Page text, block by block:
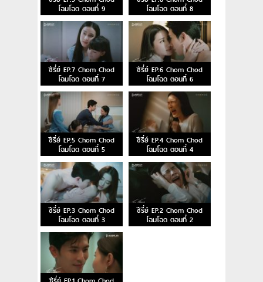
โฉมโฉด ตอนที่ 9
โฉมโฉด ตอนที่ 8
ซีรี่ย์ EP.7 Chom Chod
โฉมโฉด ตอนที่ 7
ซีรี่ย์ EP.6 Chom Chod
โฉมโฉด ตอนที่ 6
ซีรี่ย์ EP.5 Chom Chod
โฉมโฉด ตอนที่ 5
ซีรี่ย์ EP.4 Chom Chod
โฉมโฉด ตอนที่ 4
ซีรี่ย์ EP.3 Chom Chod
โฉมโฉด ตอนที่ 3
ซีรี่ย์ EP.2 Chom Chod
โฉมโฉด ตอนที่ 2